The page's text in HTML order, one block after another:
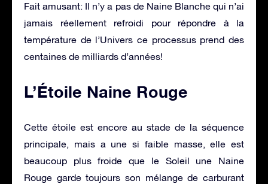
Fait amusant: Il n’y a pas de Naine Blanche qui n’ai
jamais réellement refroidi pour répondre à la
température de l’Univers ce processus prend des
centaines de milliards d’années!
L’Étoile Naine Rouge
Cette étoile est encore au stade de la séquence
principale, mais a une si faible masse, elle est
beaucoup plus froide que le Soleil une Naine
Rouge garde toujours son mélange de carburant